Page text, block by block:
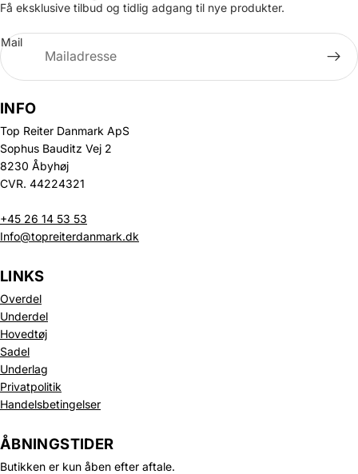
Få eksklusive tilbud og tidlig adgang til nye produkter.
Mail
INFO
Top Reiter Danmark ApS
Sophus Bauditz Vej 2
8230 Åbyhøj
CVR. 44224321
+45 26 14 53 53
Info@topreiterdanmark.dk
LINKS
Overdel
Underdel
Hovedtøj
Sadel
Underlag
Privatpolitik
Handelsbetingelser
ÅBNINGSTIDER
Butikken er kun åben efter aftale.
Politik om beskyttelse af persondata
Refusionspolitik
Leveringspolitik